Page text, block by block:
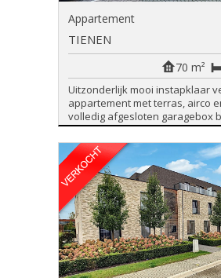
Appartement
TIENEN
70 m²
Uitzonderlijk mooi instapklaar
appartement met terras, airco
volledig afgesloten garagebox